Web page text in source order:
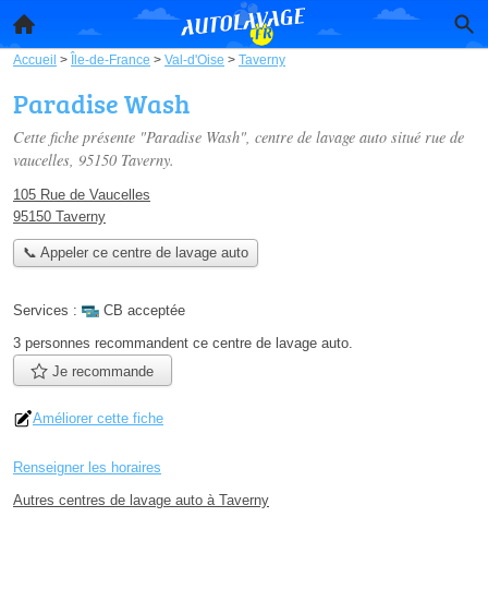
Accueil > Île-de-France > Val-d'Oise > Taverny
Paradise Wash
Cette fiche présente "Paradise Wash", centre de lavage auto situé rue de
vaucelles, 95150 Taverny.
105 Rue de Vaucelles
95150 Taverny
📞 Appeler ce centre de lavage auto
Services :
CB acceptée
3 personnes recommandent ce centre de lavage auto.
Je recommande
Améliorer cette fiche
Renseigner les horaires
Autres centres de lavage auto à Taverny